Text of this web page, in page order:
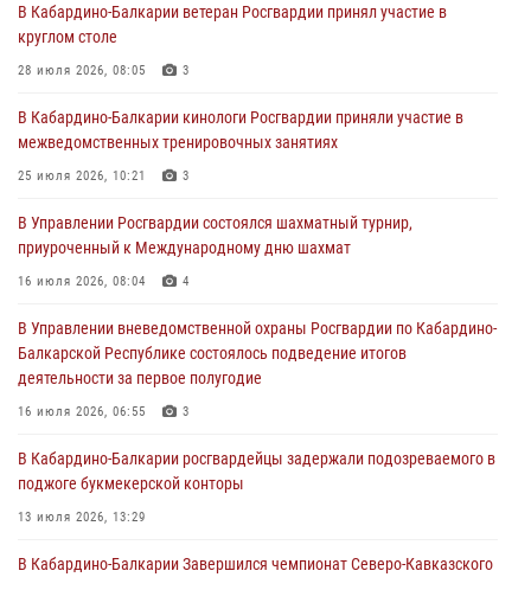
Российской Федерации
01 августа 2026, 09:42
мировой войне 1914-1918 годов
01 августа 2026, 07:30
поздравил специалистов подразделений тыла с профессиональным
праздником
01 августа 2026, 00:10
Росгвардия обеспечивает безопасность граждан на южном
направлении
31 июля 2026, 09:22
В Кабардино-Балкарии ветеран Росгвардии принял участие в
круглом столе
28 июля 2026, 08:05 3
В Кабардино-Балкарии кинологи Росгвардии приняли участие в
межведомственных тренировочных занятиях
25 июля 2026, 10:21 3
В Управлении Росгвардии состоялся шахматный турнир,
приуроченный к Международному дню шахмат
16 июля 2026, 08:04 4
В Управлении вневедомственной охраны Росгвардии по Кабардино-
Балкарской Республике состоялось подведение итогов
деятельности за первое полугодие
16 июля 2026, 06:55 3
В Кабардино-Балкарии росгвардейцы задержали подозреваемого в
поджоге букмекерской конторы
13 июля 2026, 13:29
В Кабардино-Балкарии Завершился чемпионат Северо-Кавказского